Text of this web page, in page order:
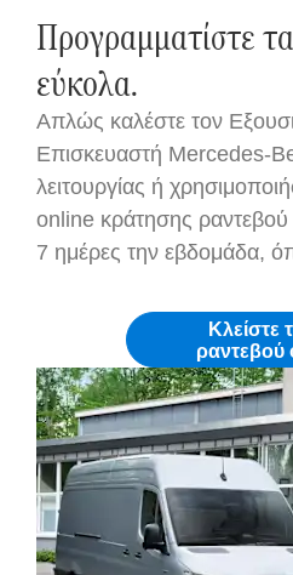
Προγραμματίστε
εύκολα.
Απλώς καλέστε τον
Επισκευαστή Mercedes-
λειτουργίας ή
online κράτησης
7 ημέρες την εβδομάδα,
Κλείστε
ραντεβού